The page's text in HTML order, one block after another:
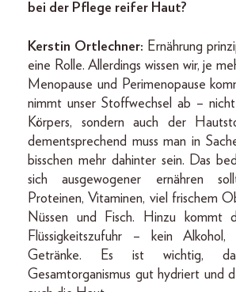
bei der Pflege reifer Haut?
Kerstin Ortlechner: Ernährung
eine Rolle. Allerdings wissen wir, je
Menopause und Perimenopause
nimmt unser Stoffwechsel ab –
Körpers, sondern auch der
dementsprechend muss man in
bisschen mehr dahinter sein. Das
sich ausgewogener ernähren
Proteinen, Vitaminen, viel frischem
Nüssen und Fisch. Hinzu kommt
Flüssigkeitszufuhr – kein Alkohol,
Getränke. Es ist wichtig,
Gesamtorganismus gut hydriert und